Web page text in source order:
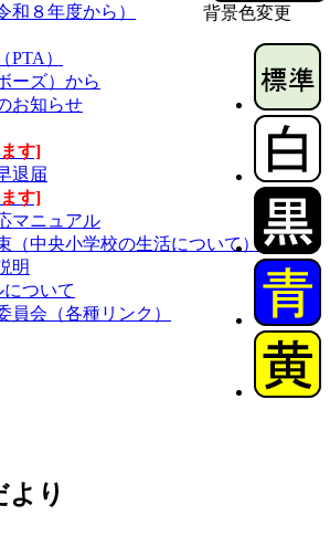
背景色変更
和８年度から）
PTA）
ーズ）から
お知らせ
す]
退届
す]
マニュアル
（中央小学校の生活について）
明
ついて
員会（各種リンク）
り